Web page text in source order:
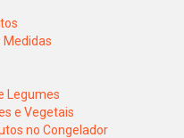
Medidas
Legumes
e Vegetais
no Congelador